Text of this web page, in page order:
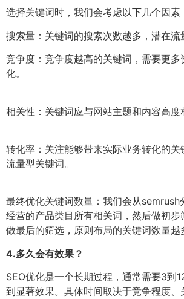
选择关键词时，我们会考虑以下几个因素
搜索量：关键词的搜索次数越多，潜在流
竞争度：竞争度越高的关键词，需要更
化。
相关性：关键词应与网站主题和内容高度
转化率：关注能够带来实际业务转化的关
流量型关键词。
最终优化关键词数量：我们会从semrush
经营的产品类目所有相关词，然后做初
做最后的筛选，原则布局的关键词数量越
4.多久会有效果？
SEO优化是一个长期过程，通常需要3到
到显著效果。具体时间取决于竞争程度